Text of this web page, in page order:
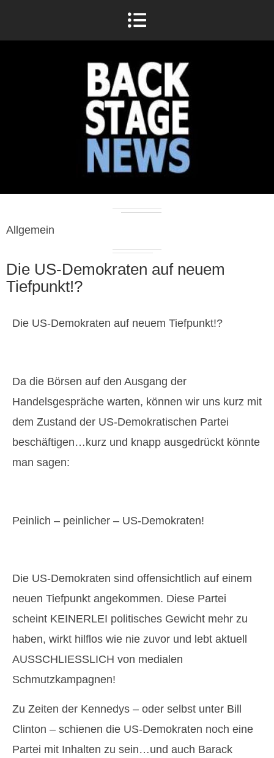
Allgemein
Die US-Demokraten auf neuem
Tiefpunkt!?
Die US-Demokraten auf neuem Tiefpunkt!?
Da die Börsen auf den Ausgang der
Handelsgespräche warten, können wir uns kurz mit
dem Zustand der US-Demokratischen Partei
beschäftigen…kurz und knapp ausgedrückt könnte
man sagen:
Peinlich – peinlicher – US-Demokraten!
Die US-Demokraten sind offensichtlich auf einem
neuen Tiefpunkt angekommen. Diese Partei
scheint KEINERLEI politisches Gewicht mehr zu
haben, wirkt hilflos wie nie zuvor und lebt aktuell
AUSSCHLIESSLICH von medialen
Schmutzkampagnen!
Zu Zeiten der Kennedys – oder selbst unter Bill
Clinton – schienen die US-Demokraten noch eine
Partei mit Inhalten zu sein…und auch Barack